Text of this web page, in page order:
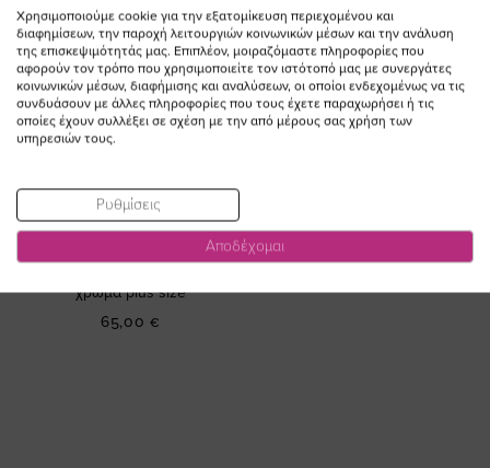
ΠΡΟΣΘΗΚΗ ΣΤΟ
ΚΑΛΑΘΙ
Παντελόνι jean wide leg με
χρώμα plus size
65,00 €
Χρησιμοποιούμε cookie για την εξατομίκευση περιεχομένου και
διαφημίσεων, την παροχή λειτουργιών κοινωνικών μέσων και την ανάλυση
της επισκεψιμότητάς μας. Επιπλέον, μοιραζόμαστε πληροφορίες που
αφορούν τον τρόπο που χρησιμοποιείτε τον ιστότοπό μας με συνεργάτες
κοινωνικών μέσων, διαφήμισης και αναλύσεων, οι οποίοι ενδεχομένως να τις
συνδυάσουν με άλλες πληροφορίες που τους έχετε παραχωρήσει ή τις
οποίες έχουν συλλέξει σε σχέση με την από μέρους σας χρήση των
υπηρεσιών τους.
Ρυθμίσεις
Αποδέχομαι